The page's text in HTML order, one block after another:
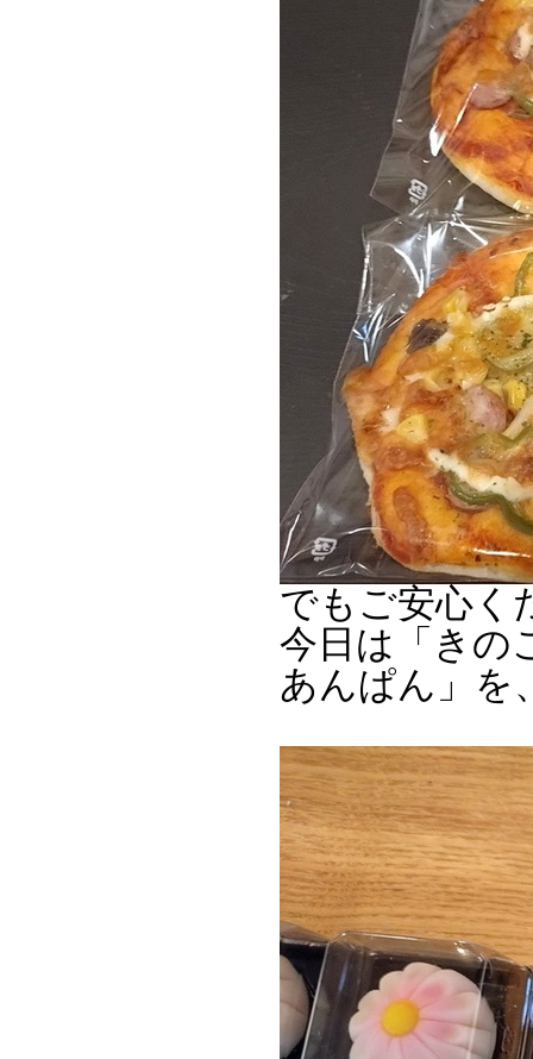
でもご安心く
今日は「きの
あんぱん」を